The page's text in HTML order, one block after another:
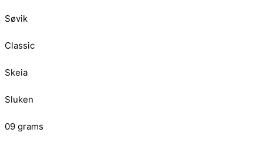
Søvik
Classic
Skeia
Sluken
09 grams